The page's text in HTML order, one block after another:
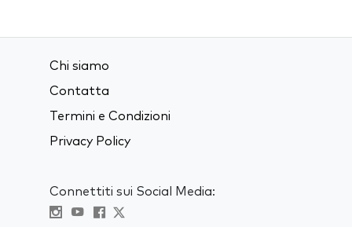
Chi siamo
Contatta
Termini e Condizioni
Privacy Policy
Connettiti sui Social Media: